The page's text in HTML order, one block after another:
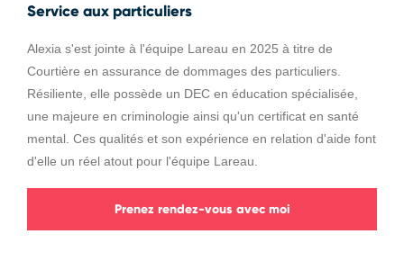
Service aux particuliers
Alexia s'est jointe à l'équipe Lareau en 2025 à titre de
Courtière en assurance de dommages des particuliers.
Résiliente, elle possède un DEC en éducation spécialisée,
une majeure en criminologie ainsi qu'un certificat en santé
mental. Ces qualités et son expérience en relation d'aide font
d'elle un réel atout pour l'équipe Lareau.
Prenez rendez-vous avec moi